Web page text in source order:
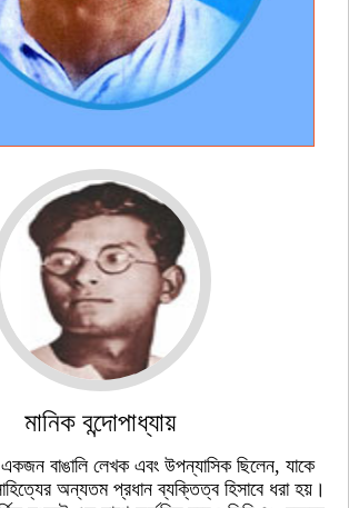
মানিক বন্দোপাধ্যায়
একজন বাঙালি লেখক এবং উপন্যাসিক ছিলেন, যাকে
সাহিত্যের অন্যতম প্রধান ব্যক্তিত্ব হিসাবে ধরা হয়।